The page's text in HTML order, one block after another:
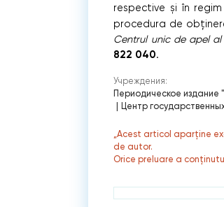
respective și în
procedura de
Centrul unic de apel al
822 040.
Учреждения:
Периодическое издание
Центр
„Acest articol aparține
de autor.
Orice preluare a